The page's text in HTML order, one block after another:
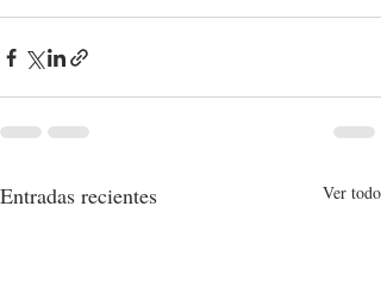
Entradas recientes Ver todo